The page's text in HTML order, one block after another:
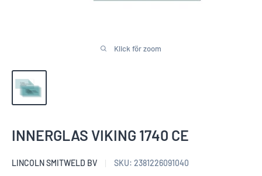
Klick för zoom
INNERGLAS VIKING 1740 CE
LINCOLN SMITWELD BV SKU: 2381226091040